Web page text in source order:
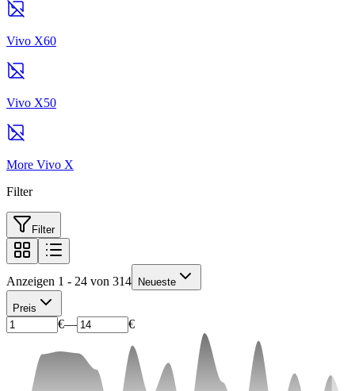
Vivo X60
Vivo X50
More Vivo X
Filter
Filter
Anzeigen 1 - 24 von 314 Neueste
Preis
€— €